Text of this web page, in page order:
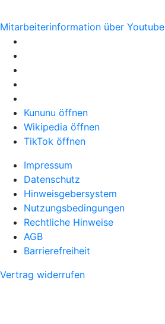
Mitarbeiterinformation über Youtube
Kununu öffnen
Wikipedia öffnen
TikTok öffnen
Impressum
Datenschutz
Hinweisgebersystem
Nutzungsbedingungen
Rechtliche Hinweise
AGB
Barrierefreiheit
Vertrag widerrufen